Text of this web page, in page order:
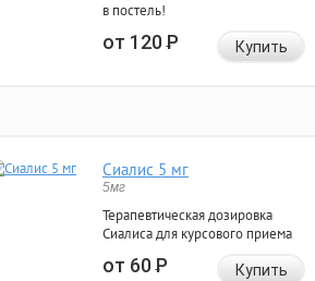
в постель!
от 120Р Купить
Сиалис 5 мг
5мг
Терапевтическая дозировка
Сиалиса для курсового приема
от 60Р Купить